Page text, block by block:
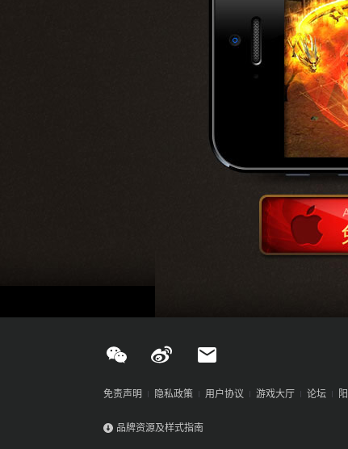
免费下载
免责声明 隐私政策 用户协议 游戏大厅 论坛
品牌资源及样式指南